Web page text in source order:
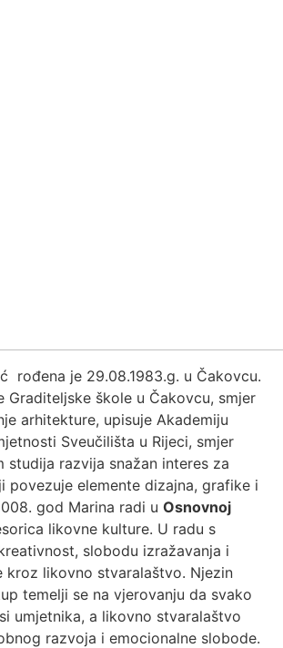
rođena je 29.08.1983.g. u Čakovcu.
Graditeljske škole u Čakovcu, smjer
arhitekture, upisuje Akademiju
Sveučilišta u Rijeci, smjer
studija razvija snažan interes za
povezuje elemente dizajna, grafike i
god Marina radi u Osnovnoj
likovne kulture. U radu s
slobodu izražavanja i
kroz likovno stvaralaštvo. Njezin
temelji se na vjerovanju da svako
umjetnika, a likovno stvaralaštvo
razvoja i emocionalne slobode.